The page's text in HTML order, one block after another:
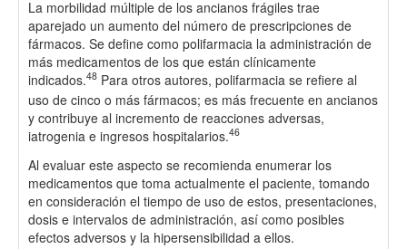
La morbilidad múltiple de los ancianos frágiles trae
aparejado un aumento del número de prescripciones de
fármacos. Se define como polifarmacia la administración de
más medicamentos de los que están clínicamente
indicados.48 Para otros autores, polifarmacia se refiere al
uso de cinco o más fármacos; es más frecuente en ancianos
y contribuye al incremento de reacciones adversas,
iatrogenia e ingresos hospitalarios.46
Al evaluar este aspecto se recomienda enumerar los
medicamentos que toma actualmente el paciente, tomando
en consideración el tiempo de uso de estos, presentaciones,
dosis e intervalos de administración, así como posibles
efectos adversos y la hipersensibilidad a ellos.